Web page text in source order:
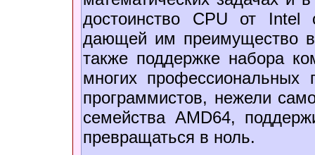
достоинство CPU от Intel
дающей им преимущество в
также поддержке набора
многих профессиональных
программистов, нежели
семейства AMD64,
превращаться в ноль.